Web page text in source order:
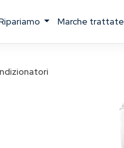
ripariamo marche trattate